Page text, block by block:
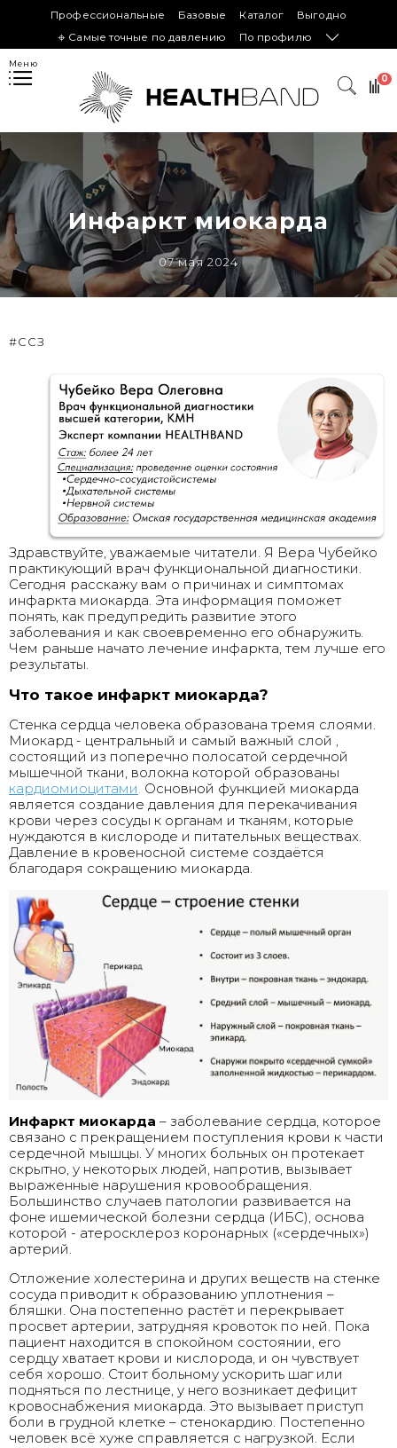
Профессиональные Базовые Каталог
Выгодно
𖦏 Самые точные по давлению
По профилю
Меню
0
Инфаркт миокарда
07 мая 2024
#ССЗ
Здравствуйте, уважаемые читатели. Я Вера Чубейко
практикующий врач функциональной диагностики.
Сегодня расскажу вам о причинах и симптомах
инфаркта миокарда. Эта информация поможет
понять, как предупредить развитие этого
заболевания и как своевременно его обнаружить.
Чем раньше начато лечение инфаркта, тем лучше его
результаты.
Что такое инфаркт миокарда?
Стенка сердца человека образована тремя слоями.
Миокард - центральный и самый важный слой ,
состоящий из поперечно полосатой сердечной
мышечной ткани, волокна которой образованы
кардиомиоцитами. Основной функцией миокарда
является создание давления для перекачивания
крови через сосуды к органам и тканям, которые
нуждаются в кислороде и питательных веществах.
Давление в кровеносной системе создаётся
благодаря сокращению миокарда.
Инфаркт миокарда – заболевание сердца, которое
связано с прекращением поступления крови к части
сердечной мышцы. У многих больных он протекает
скрытно, у некоторых людей, напротив, вызывает
выраженные нарушения кровообращения.
Большинство случаев патологии развивается на
фоне ишемической болезни сердца (ИБС), основа
которой - атеросклероз коронарных («сердечных»)
артерий.
Отложение холестерина и других веществ на стенке
сосуда приводит к образованию уплотнения –
бляшки. Она постепенно растёт и перекрывает
просвет артерии, затрудняя кровоток по ней. Пока
пациент находится в спокойном состоянии, его
сердцу хватает крови и кислорода, и он чувствует
себя хорошо. Стоит больному ускорить шаг или
подняться по лестнице, у него возникает дефицит
кровоснабжения миокарда. Это вызывает приступ
боли в грудной клетке – стенокардию. Постепенно
человек всё хуже справляется с нагрузкой. Если